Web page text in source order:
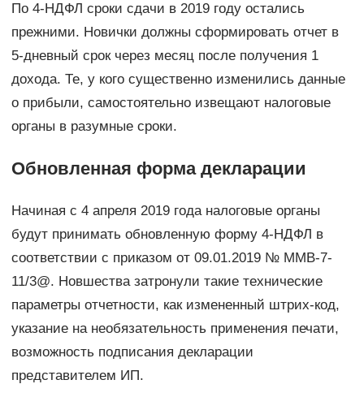
По 4-НДФЛ сроки сдачи в 2019 году остались
прежними. Новички должны сформировать отчет в
5-дневный срок через месяц после получения 1
дохода. Те, у кого существенно изменились данные
о прибыли, самостоятельно извещают налоговые
органы в разумные сроки.
Обновленная форма декларации
Начиная с 4 апреля 2019 года налоговые органы
будут принимать обновленную форму 4-НДФЛ в
соответствии с приказом от 09.01.2019 № ММВ-7-
11/3@. Новшества затронули такие технические
параметры отчетности, как измененный штрих-код,
указание на необязательность применения печати,
возможность подписания декларации
представителем ИП.